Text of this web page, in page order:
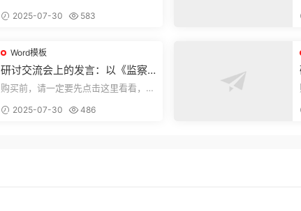
束，本文...
2025-07-30 583
Word模板
研讨交流会上的发言：以《监察
法实施条例》为纲,推动巡察工作
购买前，请一定要先点击这里看看，欢
束，本文...
2025-07-30 486